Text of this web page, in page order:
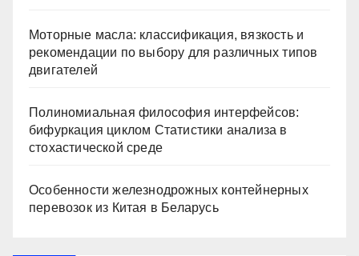
Моторные масла: классификация, вязкость и
рекомендации по выбору для различных типов
двигателей
Полиномиальная философия интерфейсов:
бифуркация циклом Статистики анализа в
стохастической среде
Особенности железнодрожных контейнерных
перевозок из Китая в Беларусь